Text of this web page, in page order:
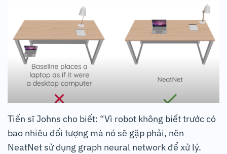
Tiến sĩ Johns cho biết: “Vì robot không biết trước có
bao nhiêu đối tượng mà nó sẽ gặp phải, nên
NeatNet sử dụng graph neural network để xử lý.